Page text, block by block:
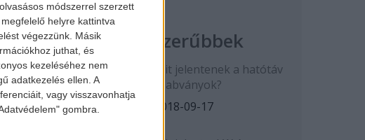
módszerrel szerzett
helyre kattintva
végezzünk. Másik
juthat, és
kezeléséhez nem
adatkezelés ellen. A
vagy visszavonhatja
gombra.
Legnépszerűbbek
Mit jelentenek a hatótáv
szabványok?
2018-09-17